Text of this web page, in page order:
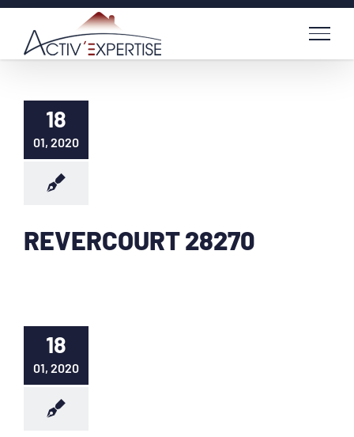
Passer
contenu
18
01, 2020
REVERCOURT 28270
18
01, 2020